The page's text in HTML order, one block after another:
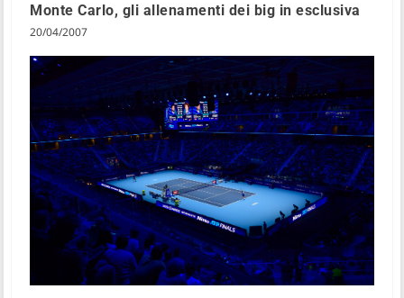
Monte Carlo, gli allenamenti dei big in esclusiva
20/04/2007